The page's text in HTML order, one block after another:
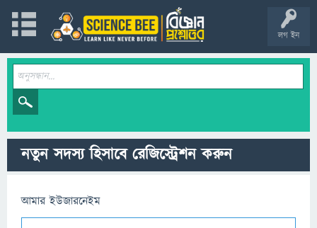
লগ ইন
নতুন সদস্য হিসাবে রেজিস্ট্রেশন করুন
আমার ইউজারনেইম